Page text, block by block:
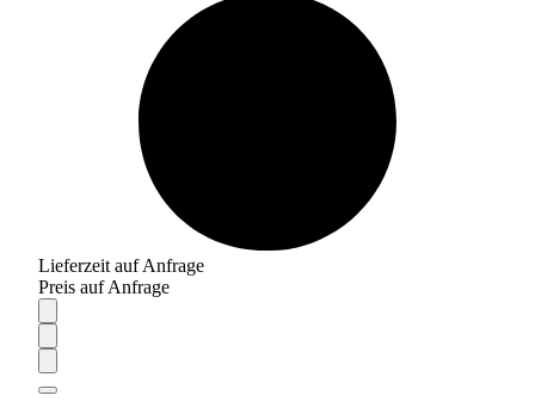
Lieferzeit auf Anfrage
Preis auf Anfrage